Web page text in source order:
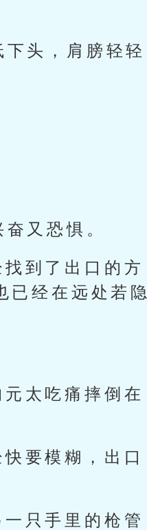
头，肩膀轻轻
又恐惧。
到了出口的方
已经在远处若隐
太吃痛摔倒在
要模糊，出口
只手里的枪管